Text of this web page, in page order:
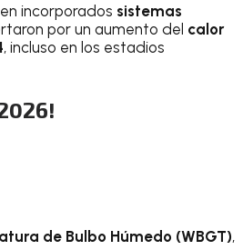
incorporados sistemas
por un aumento del calor
, incluso en los estadios
de Bulbo Húmedo (WBGT),